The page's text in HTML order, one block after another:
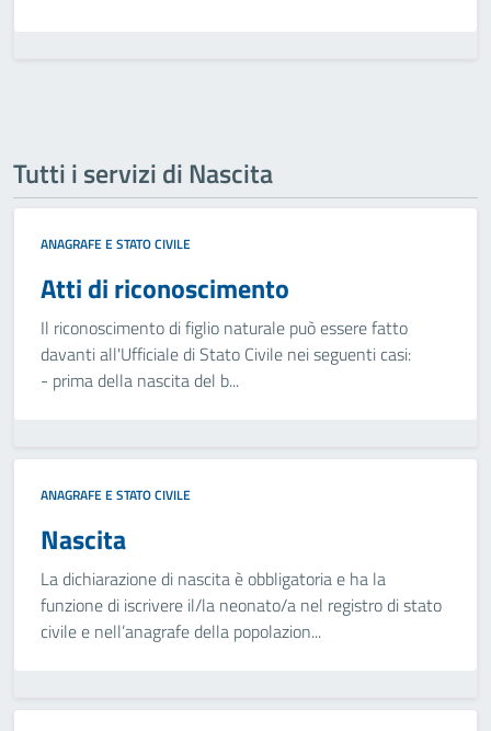
Tutti i servizi di Nascita
ANAGRAFE E STATO CIVILE
Atti di riconoscimento
Il riconoscimento di figlio naturale può essere fatto
davanti all'Ufficiale di Stato Civile nei seguenti casi:
- prima della nascita del b...
ANAGRAFE E STATO CIVILE
Nascita
La dichiarazione di nascita è obbligatoria e ha la
funzione di iscrivere il/la neonato/a nel registro di stato
civile e nell’anagrafe della popolazion...